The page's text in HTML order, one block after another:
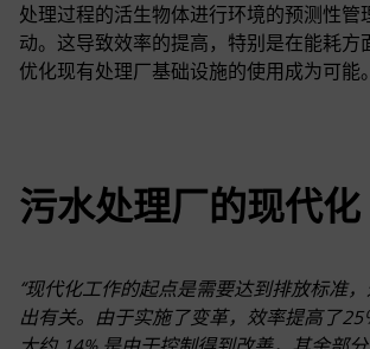
处理过程的活生物体进行环境的预测性管
动。这导致效率的提高，特别是在能耗方
优化现有处理厂基础设施的使用成为可能。
污水处理厂的现代化
“现代化工作的起点是需要达到排放标准
出有关。由于实施了变革，效率提高了